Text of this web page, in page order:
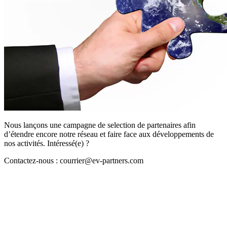
Nous lançons une campagne de selection de partenaires afin
d’étendre encore notre réseau et faire face aux développements de
nos activités. Intéressé(e) ?
Contactez-nous : courrier@ev-partners.com